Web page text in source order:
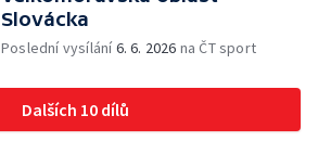
Slovácka
Poslední vysílání6. 6. 2026 na ČT sport
Dalších 10 dílů